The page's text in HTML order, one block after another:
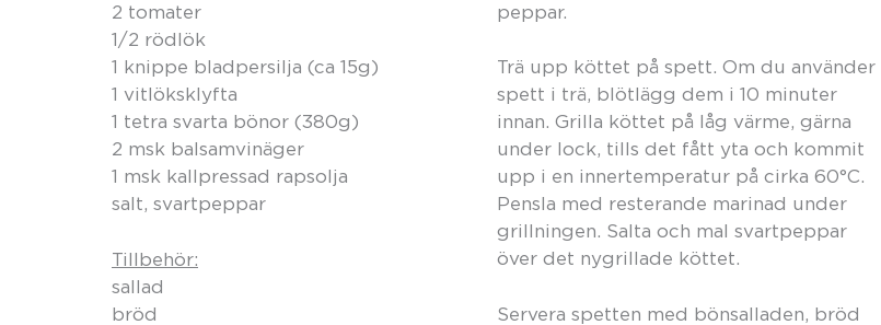
2 tomater
1/2 rödlök
1 knippe bladpersilja (ca 15g)
1 vitlöksklyfta
1 tetra svarta bönor (380g)
2 msk balsamvinäger
1 msk kallpressad rapsolja
salt, svartpeppar
Tillbehör:
sallad
bröd
peppar.
Trä upp köttet på spett. Om du använder
spett i trä, blötlägg dem i 10 minuter
innan. Grilla köttet på låg värme, gärna
under lock, tills det fått yta och kommit
upp i en innertemperatur på cirka 60°C.
Pensla med resterande marinad under
grillningen. Salta och mal svartpeppar
över det nygrillade köttet.
Servera spetten med bönsalladen, bröd